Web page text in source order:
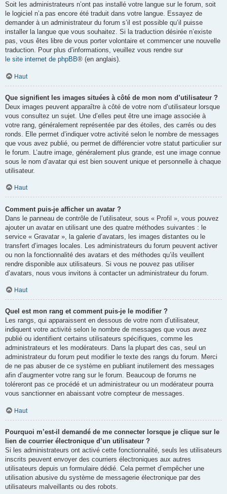
Soit les administrateurs n’ont pas installé votre langue sur le forum, soit
le logiciel n’a pas encore été traduit dans votre langue. Essayez de
demander à un administrateur du forum s’il est possible qu’il puisse
installer la langue que vous souhaitez. Si la traduction désirée n’existe
pas, vous êtes libre de vous porter volontaire et commencer une nouvelle
traduction. Pour plus d’informations, veuillez vous rendre sur
le site internet de phpBB® (en anglais).
Haut
Que signifient les images situées à côté de mon nom d’utilisateur ?
Deux images peuvent apparaître à côté de votre nom d’utilisateur lorsque
vous consultez un sujet. Une d’elles peut être une image associée à
votre rang, généralement représentée par des étoiles, des carrés ou des
ronds. Elle permet d’indiquer votre activité selon le nombre de messages
que vous avez publié, ou permet de différencier votre statut particulier sur
le forum. L’autre image, généralement plus grande, est une image connue
sous le nom d’avatar qui est bien souvent unique et personnelle à chaque
utilisateur.
Haut
Comment puis-je afficher un avatar ?
Dans le panneau de contrôle de l’utilisateur, sous « Profil », vous pouvez
ajouter un avatar en utilisant une des quatre méthodes suivantes : le
service « Gravatar », la galerie d’avatars, les images distantes ou le
transfert d’images locales. Les administrateurs du forum peuvent activer
ou non la fonctionnalité des avatars et des méthodes qu’ils veuillent
rendre disponible aux utilisateurs. Si vous ne pouvez pas utiliser
d’avatars, nous vous invitons à contacter un administrateur du forum.
Haut
Quel est mon rang et comment puis-je le modifier ?
Les rangs, qui apparaissent en dessous de votre nom d’utilisateur,
indiquent votre activité selon le nombre de messages que vous avez
publié ou identifient certains utilisateurs spécifiques, comme les
administrateurs et les modérateurs. Dans la plupart des cas, seul un
administrateur du forum peut modifier le texte des rangs du forum. Merci
de ne pas abuser de ce système en publiant inutilement des messages
afin d’augmenter votre rang sur le forum. Beaucoup de forums ne
toléreront pas ce procédé et un administrateur ou un modérateur pourra
vous sanctionner en abaissant votre compteur de messages.
Haut
Pourquoi m’est-il demandé de me connecter lorsque je clique sur le
lien de courrier électronique d’un utilisateur ?
Si les administrateurs ont activé cette fonctionnalité, seuls les utilisateurs
inscrits peuvent envoyer des courriers électroniques aux autres
utilisateurs depuis un formulaire dédié. Cela permet d’empêcher une
utilisation abusive du système de messagerie électronique par des
utilisateurs malveillants ou des robots.